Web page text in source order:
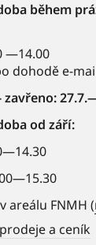
během
—14.00
dohodě e-
zavřeno:
od září:
areálu FNMH (
a ceník